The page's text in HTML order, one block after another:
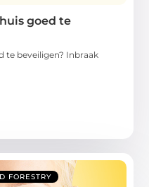
goed te
te beveiligen? Inbraak
FORESTRY